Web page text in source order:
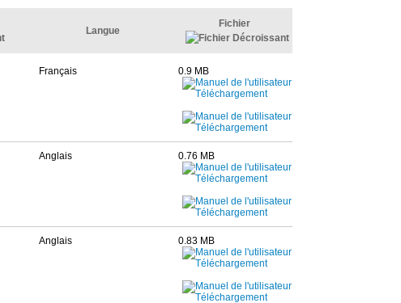
Langue
Fichier
Français 0.9 MB
Anglais 0.76 MB
Anglais 0.83 MB